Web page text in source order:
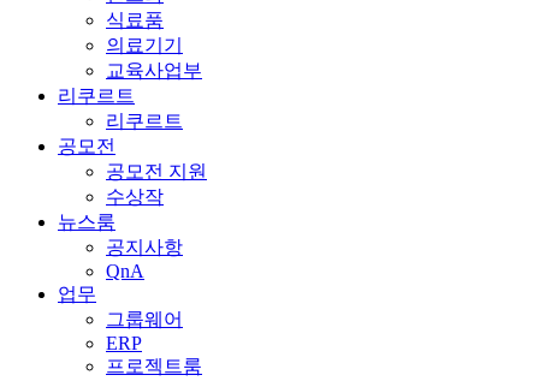
식료품
의료기기
교육사업부
리쿠르트
리쿠르트
공모전
공모전 지원
수상작
뉴스룸
공지사항
QnA
업무
그룹웨어
ERP
프로젝트룸